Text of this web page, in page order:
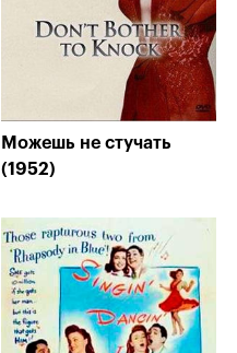
Можешь не стучать
(1952)